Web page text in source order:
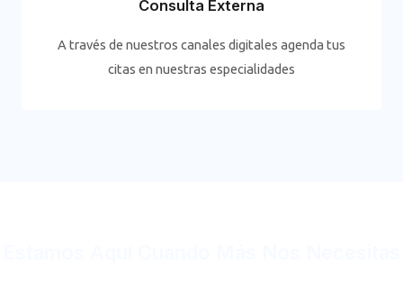
Consulta Externa
A través de nuestros canales digitales agenda tus
citas en nuestras especialidades